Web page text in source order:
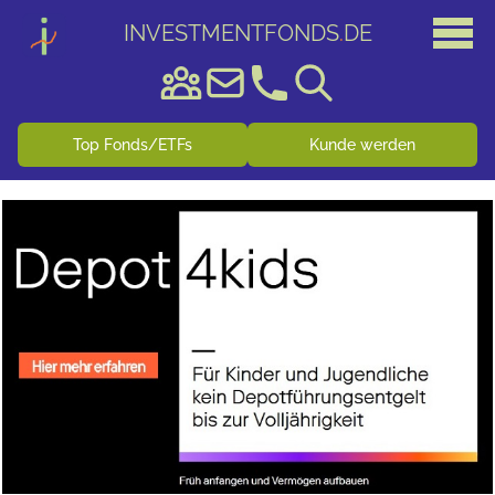
INVESTMENTFONDS.DE
Top Fonds/ETFs Kunde werden